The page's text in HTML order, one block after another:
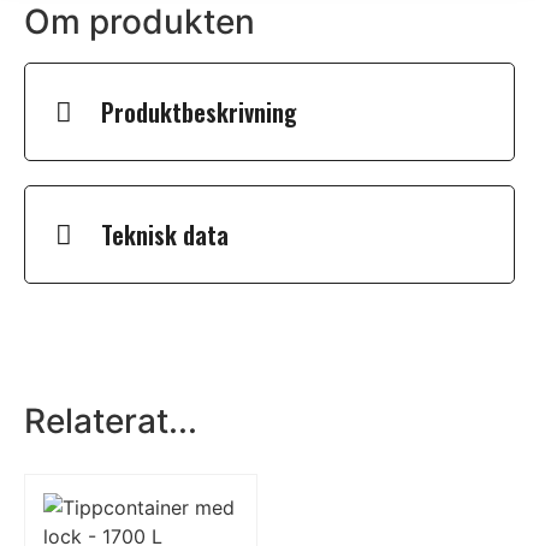
Om produkten
Produktbeskrivning
Teknisk data
Relaterat...